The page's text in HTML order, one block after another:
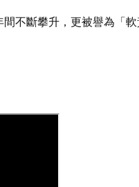
不斷攀升，更被譽為「軟